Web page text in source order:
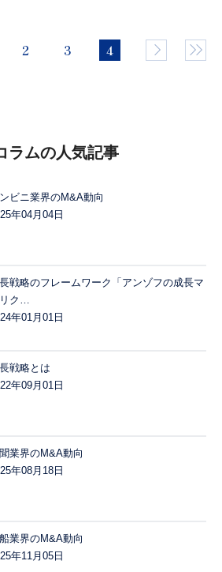
2 3 4
ラムの人気記事
ビニ業界のM&A動向
年04月04日
戦略のフレームワーク「アンゾフの成長マ
リク…
年01月01日
戦略とは
年09月01日
業界のM&A動向
年08月18日
業界のM&A動向
年11月05日